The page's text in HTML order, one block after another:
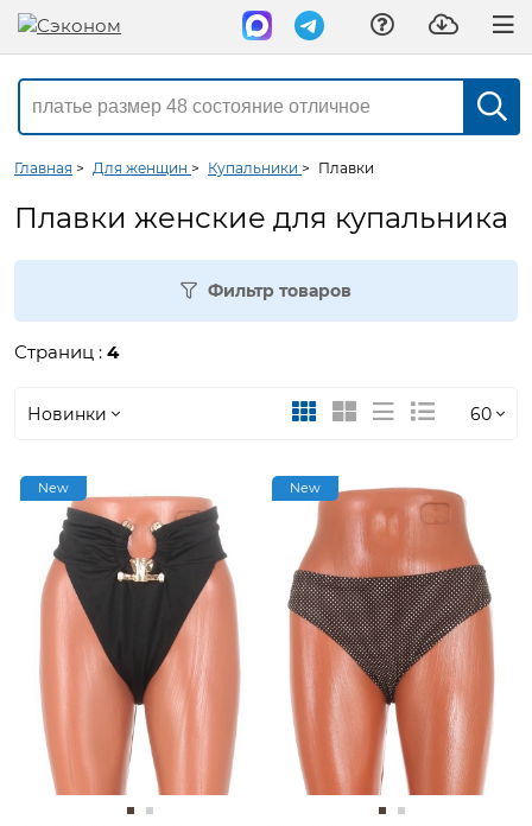
Главная > Для женщин > Купальники > Плавки
Плавки женские для купальника
Фильтр товаров
Страниц : 4
Новинки
Новинки
Дешевле
Дороже
60
120
New New